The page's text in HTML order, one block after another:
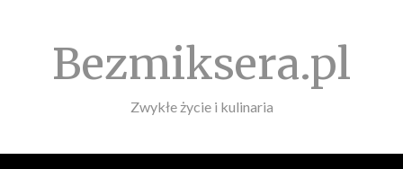
Bezmiksera.pl
Zwykłe życie i kulinaria